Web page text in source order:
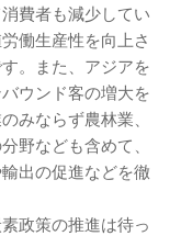
費者も減少してい
働生産性を向上さ
。また、アジアを
ウンド客の増大を
みならず農林業、
野なども含めて、
出の促進などを徹
政策の推進は待っ